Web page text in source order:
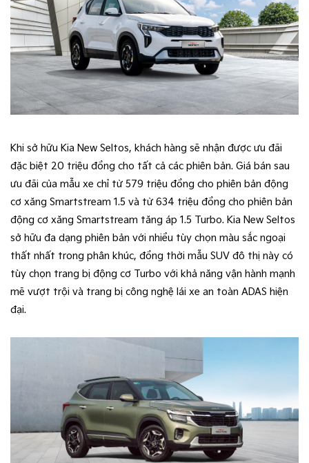
Khi sở hữu Kia New Seltos, khách hàng sẽ nhận được ưu đãi
đặc biệt 20 triệu đồng cho tất cả các phiên bản. Giá bán sau
ưu đãi của mẫu xe chỉ từ 579 triệu đồng cho phiên bản động
cơ xăng Smartstream 1.5 và từ 634 triệu đồng cho phiên bản
động cơ xăng Smartstream tăng áp 1.5 Turbo. Kia New Seltos
sở hữu đa dạng phiên bản với nhiều tùy chọn màu sắc ngoại
thất nhất trong phân khúc, đồng thời mẫu SUV đô thị này có
tùy chọn trang bị động cơ Turbo với khả năng vận hành mạnh
mẽ vượt trội và trang bị công nghệ lái xe an toàn ADAS hiện
đại.